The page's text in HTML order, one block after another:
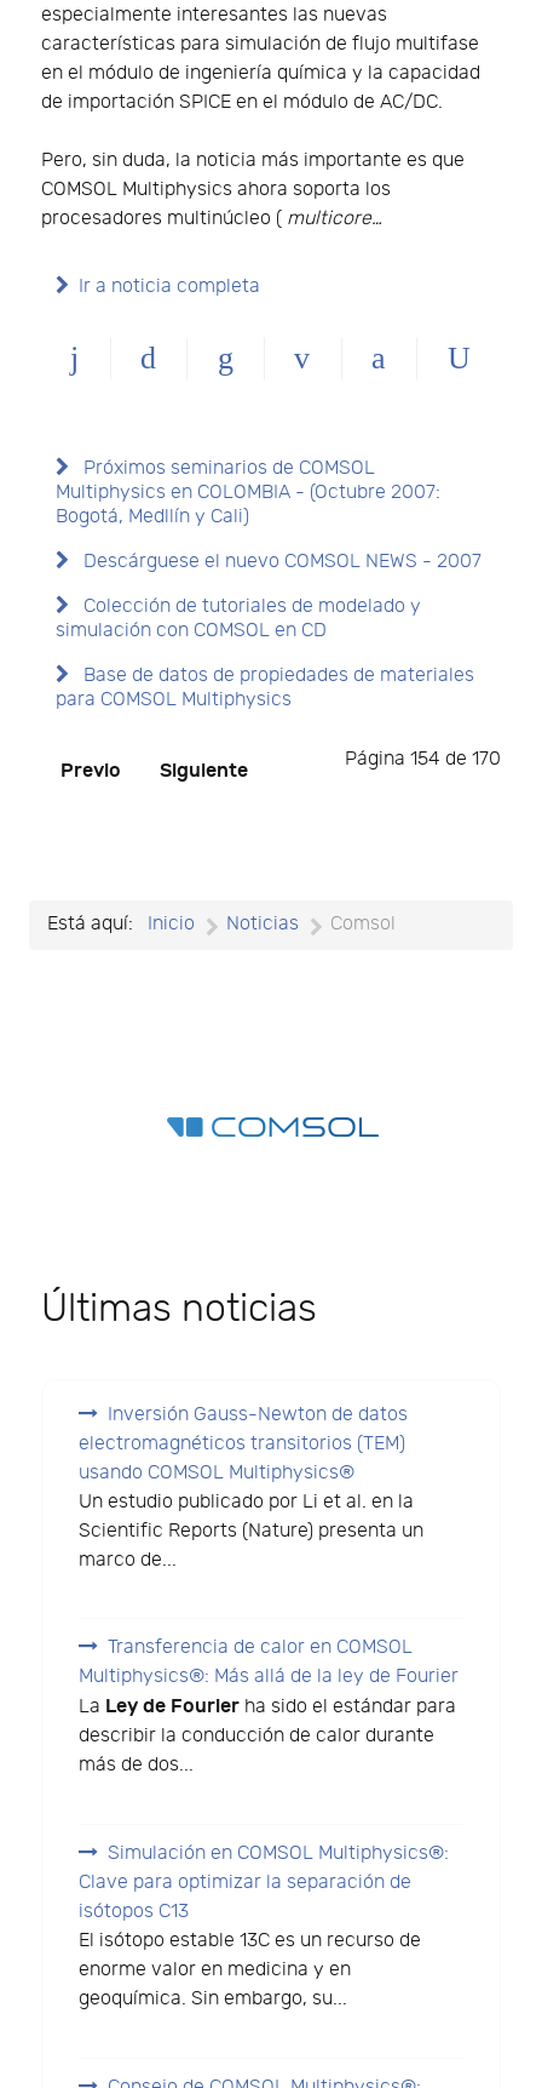
especialmente interesantes las nuevas
características para simulación de flujo multifase
en el módulo de ingeniería química y la capacidad
de importación SPICE en el módulo de AC/DC.
Pero, sin duda, la noticia más importante es que
COMSOL Multiphysics ahora soporta los
procesadores multinúcleo ( multicore…
Ir a noticia completa
Próximos seminarios de COMSOL
Multiphysics en COLOMBIA - (Octubre 2007:
Bogotá, Medllín y Cali)
Descárguese el nuevo COMSOL NEWS - 2007
Colección de tutoriales de modelado y
simulación con COMSOL en CD
Base de datos de propiedades de materiales
para COMSOL Multiphysics
Página 154 de 170
Previo Siguiente
Está aquí: Inicio Noticias Comsol
Últimas noticias
Inversión Gauss-Newton de datos
electromagnéticos transitorios (TEM)
usando COMSOL Multiphysics®
Un estudio publicado por Li et al. en la
Scientific Reports (Nature) presenta un
marco de...
Transferencia de calor en COMSOL
Multiphysics®: Más allá de la ley de Fourier
La Ley de Fourier ha sido el estándar para
describir la conducción de calor durante
más de dos...
Simulación en COMSOL Multiphysics®:
Clave para optimizar la separación de
isótopos C13
El isótopo estable 13C es un recurso de
enorme valor en medicina y en
geoquímica. Sin embargo, su...